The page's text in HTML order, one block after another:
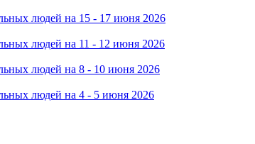
людей на 15 - 17 июня 2026
людей на 11 - 12 июня 2026
людей на 8 - 10 июня 2026
людей на 4 - 5 июня 2026